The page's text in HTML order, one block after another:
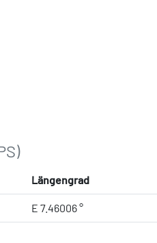
Längengrad
E 7.46006 °